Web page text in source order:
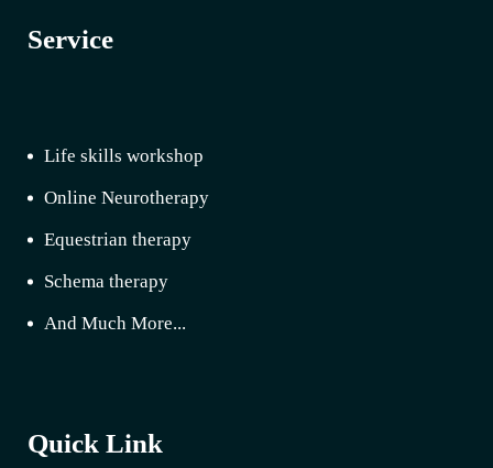
Service
Life skills workshop
Online Neurotherapy
Equestrian therapy
Schema therapy
And Much More...
Quick Link